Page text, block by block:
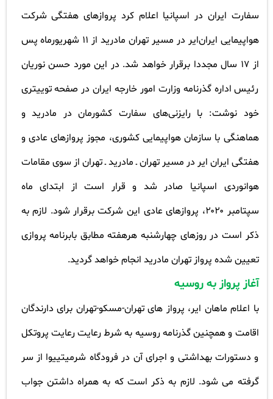
سفارت ایران در اسپانیا اعلام کرد پروازهای هفتگی شرکت
هواپیمایی ایران‌ایر در مسیر تهران مادرید از ۱۱ شهریورماه پس
از 17 سال مجددا برقرار خواهد شد. در این مورد حسن نوریان
رئیس اداره گذرنامه وزارت امور خارجه ایران در صفحه توییتری
خود نوشت: با رایزنی‌های سفارت کشورمان در مادرید و
هماهنگی با سازمان هواپیمایی کشوری، مجوز پروازهای عادی و
هفتگی ایران ایر در مسیر تهران ـ مادرید ـ تهران از سوی مقامات
هوانوردی اسپانیا صادر شد و قرار است از ابتدای ماه
سپتامبر ۲۰۲۰، پروازهای عادی این شرکت برقرار شود. لازم به
ذکر است در روزهای چهارشنبه هرهفته مطابق بابرنامه پروازی
تعیین شده پرواز تهران مادرید انجام خواهد گردید.
آغاز پرواز به روسیه
با اعلام ماهان ایر، پرواز های تهران-مسکو-تهران برای دارندگان
اقامت و همچنین گذرنامه روسیه به شرط رعایت رعایت پروتکل
و دستورات بهداشتی و اجرای آن در فرودگاه شرمیتییوا از سر
گرفته می شود. لازم به ذکر است که به همراه داشتن جواب